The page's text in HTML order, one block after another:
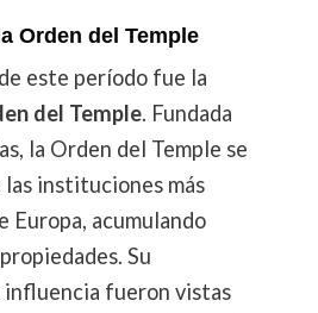
Orden del Temple
este período fue la
del Temple. Fundada
la Orden del Temple se
instituciones más
Europa, acumulando
Su
influencia fueron vistas